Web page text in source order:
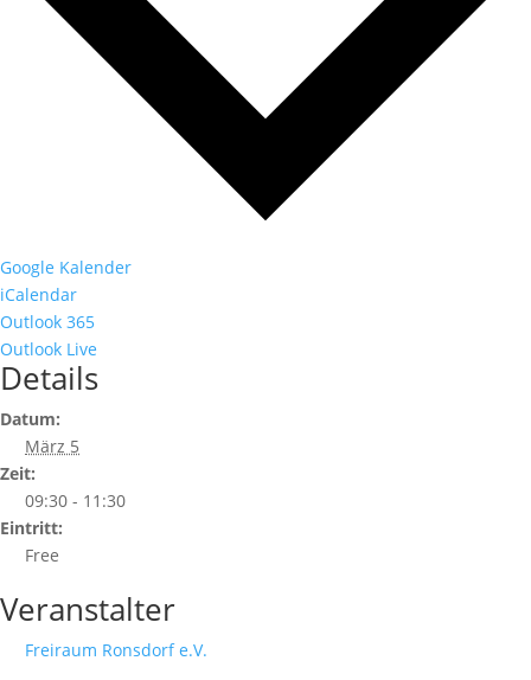
Google Kalender
iCalendar
Outlook 365
Outlook Live
Details
Datum:
März 5
Zeit:
09:30 - 11:30
Eintritt:
Free
Veranstalter
Freiraum Ronsdorf e.V.